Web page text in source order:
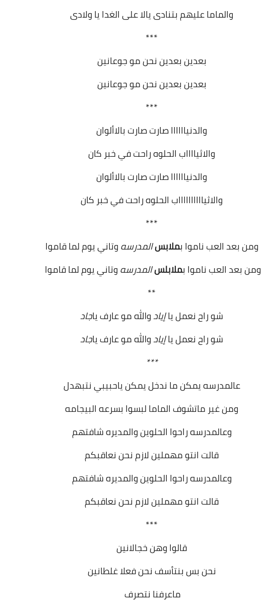
والماما عليهم بتنادى يالا على الغدا يا ولادى
***
بعدين بعديننحن مو جوعانين
بعدين بعديننحن مو جوعانين
***
والدنياااااا صارت صارت بالاألوان
والاثيااااب الحلوه راحت في خبر كان
والدنياااااا صارت صارت بالاألوان
والاثيااااااااااب الحلوه راحت في خبر كان
***
ومن بعد العب ناموا بملابسالمدرسهوتاني يوم لما قاموا
ومن بعد العب ناموا بملابلسالمدرسهوتاني يوم لما قاموا
**
شو راح نعمل ياإيادوالله مو عارف ياجاد
شو راح نعمل ياإيادوالله مو عارف ياجاد
***
عالمدرسه يمكن ما ندخل يمكن ياحبيبي نتبهدل
ومن غير ماتشوف الماما لبسوا بسرعه البيجامه
وعالمدرسه راحوا الحلوين والمديره شافتهم
قالت انتو مهملين لازم نحن نعاقبكم
وعالمدرسه راحوا الحلوين والمديره شافتهم
قالت انتو مهملين لازم نحن نعاقبكم
***
قالوا وهن خجالانين
نحن بس بنتأسف نحن فعلا غلطانين
ماعرفنا نتصرف